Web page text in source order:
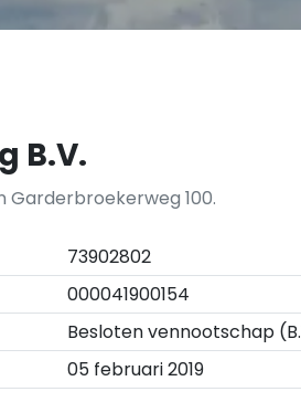
B.V.
Garderbroekerweg 100.
73902802
000041900154
Besloten vennootschap
05 februari 2019